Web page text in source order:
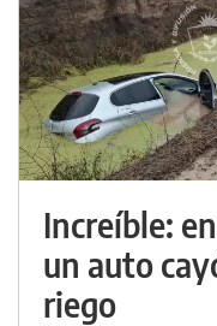
Increíble:
un auto
riego